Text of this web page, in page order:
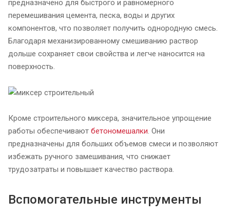
предназначено для быстрого и равномерного
перемешивания цемента, песка, воды и других
компонентов, что позволяет получить однородную смесь.
Благодаря механизированному смешиванию раствор
дольше сохраняет свои свойства и легче наносится на
поверхность.
Кроме строительного миксера, значительное упрощение
работы обеспечивают бетономешалки . Они
предназначены для больших объемов смеси и позволяют
избежать ручного замешивания, что снижает
трудозатраты и повышает качество раствора.
Вспомогательные инструменты